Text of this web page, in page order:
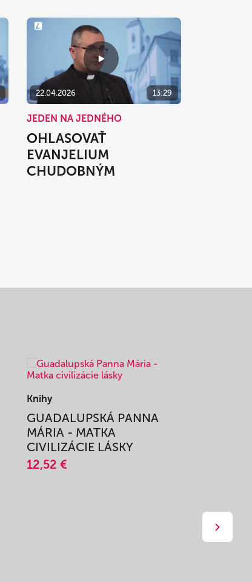
22.04.2026 13:29
JEDEN NA JEDNÉHO
OHLASOVAŤ
EVANJELIUM
CHUDOBNÝM
Knihy
GUADALUPSKÁ PANNA
MÁRIA - MATKA
CIVILIZÁCIE LÁSKY
12,52 €